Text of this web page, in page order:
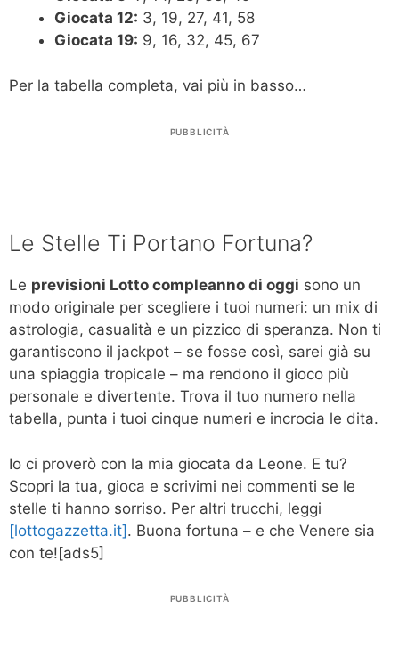
Giocata 12: 3, 19, 27, 41, 58
Giocata 19: 9, 16, 32, 45, 67
Per la tabella completa, vai più in basso…
PUBBLICITÀ
Le Stelle Ti Portano Fortuna?
Le previsioni Lotto compleanno di oggi sono un
modo originale per scegliere i tuoi numeri: un mix di
astrologia, casualità e un pizzico di speranza. Non ti
garantiscono il jackpot – se fosse così, sarei già su
una spiaggia tropicale – ma rendono il gioco più
personale e divertente. Trova il tuo numero nella
tabella, punta i tuoi cinque numeri e incrocia le dita.
Io ci proverò con la mia giocata da Leone. E tu?
Scopri la tua, gioca e scrivimi nei commenti se le
stelle ti hanno sorriso. Per altri trucchi, leggi
[lottogazzetta.it]. Buona fortuna – e che Venere sia
con te![ads5]
PUBBLICITÀ